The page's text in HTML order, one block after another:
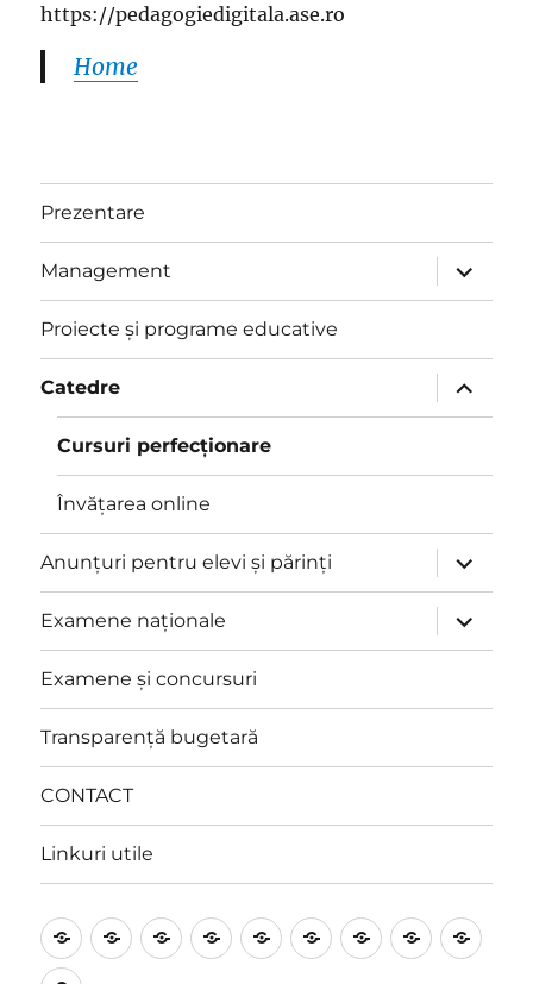
https://pedagogiedigitala.ase.ro
Home
Prezentare
Management
extinde
meniul
copil
Proiecte și programe educative
Catedre
extinde
meniul
copil
Cursuri perfecționare
Învățarea online
Anunțuri pentru elevi și părinți
extinde
meniul
copil
Examene naționale
extinde
meniul
copil
Examene și concursuri
Transparență bugetară
CONTACT
Linkuri utile
PrezentareManagement
ProiecteCatedreAnunțuri
pentru
Examene
naționale
Examene
bugetară